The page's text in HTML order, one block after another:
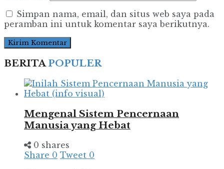
Simpan nama, email, dan situs web saya pada
peramban ini untuk komentar saya berikutnya.
BERITAPOPULER
Mengenal Sistem Pencernaan
Manusia yang Hebat
0 shares
Share 0 Tweet 0